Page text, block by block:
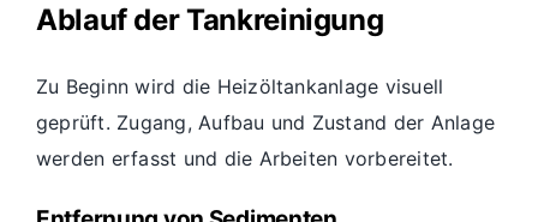
Ablauf der Tankreinigung
Zu Beginn wird die Heizöltankanlage visuell
geprüft. Zugang, Aufbau und Zustand der Anlage
werden erfasst und die Arbeiten vorbereitet.